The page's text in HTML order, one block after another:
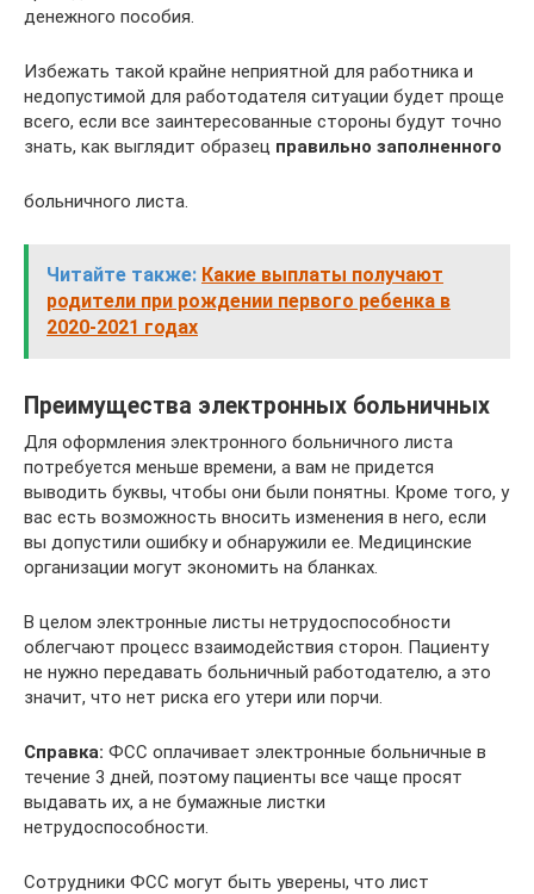
денежного пособия.
Избежать такой крайне неприятной для работника и
недопустимой для работодателя ситуации будет проще
всего, если все заинтересованные стороны будут точно
знать, как выглядит образец правильно заполненного
больничного листа.
Читайте также: Какие выплаты получают
родители при рождении первого ребенка в
2020-2021 годах
Преимущества электронных больничных
Для оформления электронного больничного листа
потребуется меньше времени, а вам не придется
выводить буквы, чтобы они были понятны. Кроме того, у
вас есть возможность вносить изменения в него, если
вы допустили ошибку и обнаружили ее. Медицинские
организации могут экономить на бланках.
В целом электронные листы нетрудоспособности
облегчают процесс взаимодействия сторон. Пациенту
не нужно передавать больничный работодателю, а это
значит, что нет риска его утери или порчи.
Справка: ФСС оплачивает электронные больничные в
течение 3 дней, поэтому пациенты все чаще просят
выдавать их, а не бумажные листки
нетрудоспособности.
Сотрудники ФСС могут быть уверены, что лист